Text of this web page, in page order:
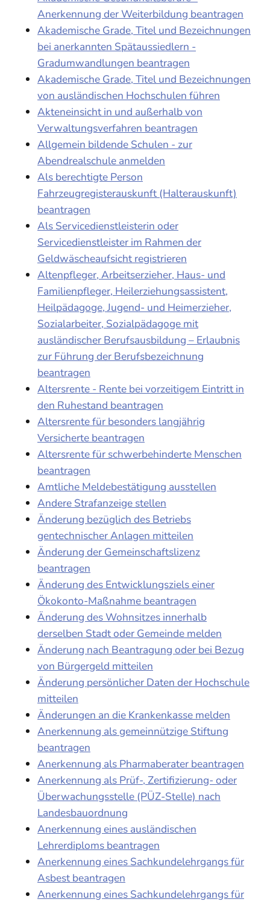
Anerkennung der Weiterbildung beantragen
Akademische Grade, Titel und Bezeichnungen
bei anerkannten Spätaussiedlern -
Gradumwandlungen beantragen
Akademische Grade, Titel und Bezeichnungen
von ausländischen Hochschulen führen
Akteneinsicht in und außerhalb von
Verwaltungsverfahren beantragen
Allgemein bildende Schulen - zur
Abendrealschule anmelden
Als berechtigte Person
Fahrzeugregisterauskunft (Halterauskunft)
beantragen
Als Servicedienstleisterin oder
Servicedienstleister im Rahmen der
Geldwäscheaufsicht registrieren
Altenpfleger, Arbeitserzieher, Haus- und
Familienpfleger, Heilerziehungsassistent,
Heilpädagoge, Jugend- und Heimerzieher,
Sozialarbeiter, Sozialpädagoge mit
ausländischer Berufsausbildung – Erlaubnis
zur Führung der Berufsbezeichnung
beantragen
Altersrente - Rente bei vorzeitigem Eintritt in
den Ruhestand beantragen
Altersrente für besonders langjährig
Versicherte beantragen
Altersrente für schwerbehinderte Menschen
beantragen
Amtliche Meldebestätigung ausstellen
Andere Strafanzeige stellen
Änderung bezüglich des Betriebs
gentechnischer Anlagen mitteilen
Änderung der Gemeinschaftslizenz
beantragen
Änderung des Entwicklungsziels einer
Ökokonto-Maßnahme beantragen
Änderung des Wohnsitzes innerhalb
derselben Stadt oder Gemeinde melden
Änderung nach Beantragung oder bei Bezug
von Bürgergeld mitteilen
Änderung persönlicher Daten der Hochschule
mitteilen
Änderungen an die Krankenkasse melden
Anerkennung als gemeinnützige Stiftung
beantragen
Anerkennung als Pharmaberater beantragen
Anerkennung als Prüf-, Zertifizierung- oder
Überwachungsstelle (PÜZ-Stelle) nach
Landesbauordnung
Anerkennung eines ausländischen
Lehrerdiploms beantragen
Anerkennung eines Sachkundelehrgangs für
Asbest beantragen
Anerkennung eines Sachkundelehrgangs für